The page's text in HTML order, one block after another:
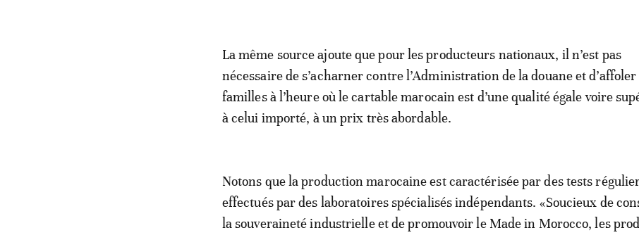
La même source ajoute que pour les producteurs nationaux, il n’est pas
nécessaire de s’acharner contre l’Administration de la douane et d’affoler
familles à l’heure où le cartable marocain est d’une qualité égale voire
à celui importé, à un prix très abordable.
Notons que la production marocaine est caractérisée par des tests
effectués par des laboratoires spécialisés indépendants. «Soucieux de
la souveraineté industrielle et de promouvoir le Made in Morocco, les